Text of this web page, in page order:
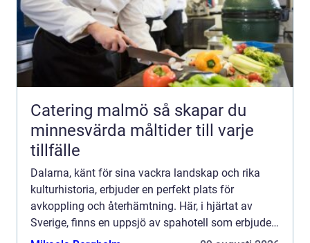
Catering malmö så skapar du
minnesvärda måltider till varje
tillfälle
Dalarna, känt för sina vackra landskap och rika
kulturhistoria, erbjuder en perfekt plats för
avkoppling och återhämtning. Här, i hjärtat av
Sverige, finns en uppsjö av spahotell som erbjuder
en tillflykt fr&a...